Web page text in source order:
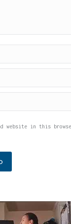
website in this